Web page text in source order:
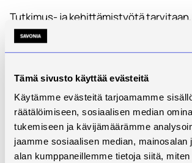
Tämä sivusto käyttää evästeitä
Käytämme evästeitä tarjoamamme
räätälöimiseen, sosiaalisen median
tukemiseen ja kävijämäärämme
jaamme sosiaalisen median, mainosalan
alan kumppaneillemme tietoja siitä,
Tutkimus- ja kehittämistyötä
suunnitella tehokkaita tukikeinoja ja
resursseja oikein. Kokijoiden
2016.) Pakottavan kontrollin kokijat
monipuolisia ja helposti saavutettavia
sosiaali- ja terveydenhuollossa.
tulisi huomioida myös
lainsäädännössä, jotta kokijat saisivat
avun. (Lohmann ym. 2024.)